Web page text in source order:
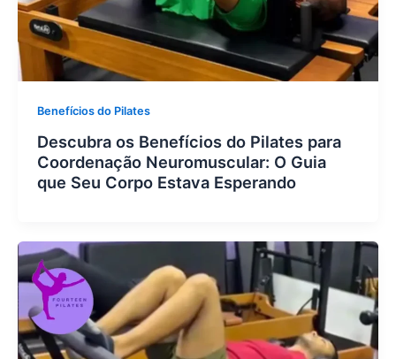
Benefícios do Pilates
Descubra os Benefícios do Pilates para
Coordenação Neuromuscular: O Guia
que Seu Corpo Estava Esperando